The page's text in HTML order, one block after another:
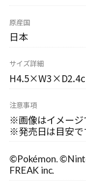
原産国
日本
サイズ詳細
注意事項
※画像はイメージ
※発売日は目安で
©Pokémon.
FREAK inc.